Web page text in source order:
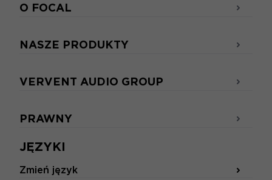
JĘZYKI
Zmień język
O FOCAL
NASZE PRODUKTY
VERVENT AUDIO GROUP
PRAWNY